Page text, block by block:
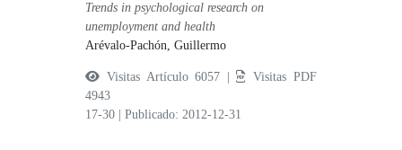
Trends in psychological research on
unemployment and health
Arévalo-Pachón, Guillermo
Visitas Artículo 6057 |
Visitas PDF
4943
17-30
|Publicado: 2012-12-31